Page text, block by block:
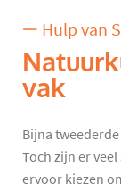
Hulp van
vak
Bijna
Toch zijn er
ervoor kiezen